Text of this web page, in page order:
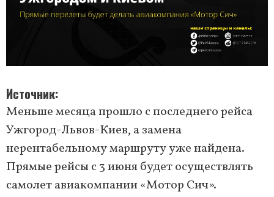
Источник
Меньше месяца прошло с последнего рейса
Ужгород-Львов-Киев, а замена
нерентабельному маршруту уже найдена.
Прямые рейсы с 3 июня будет осуществлять
самолет авиакомпании «Мотор Сич».